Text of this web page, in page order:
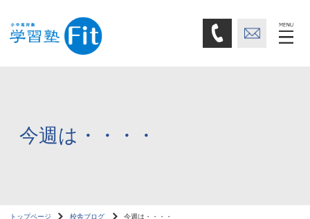
今週は・・・・
トップページ 校舎ブログ 今週は・・・・